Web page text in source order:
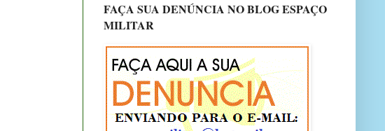
FAÇA SUA DENÚNCIA NO BLOG ESPAÇO
MILITAR